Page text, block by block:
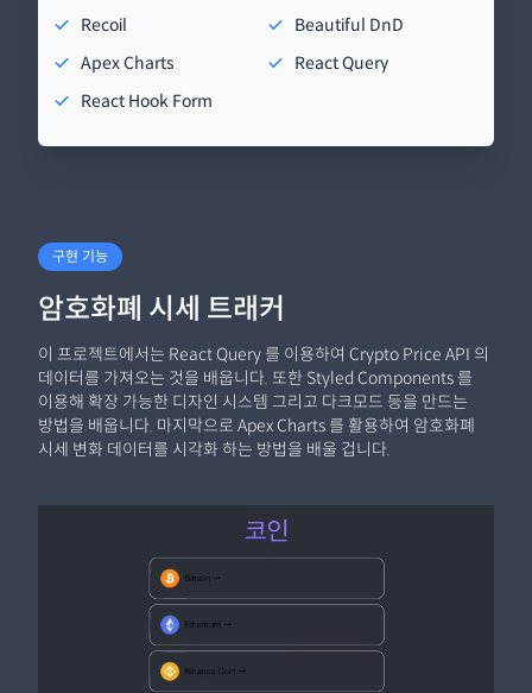
Recoil
Beautiful DnD
Apex Charts
React Query
React Hook Form
구현 기능
암호화폐 시세 트래커
이 프로젝트에서는 React Query 를 이용하여 Crypto Price API 의
데이터를 가져오는 것을 배웁니다. 또한 Styled Components 를
이용해 확장 가능한 디자인 시스템 그리고 다크모드 등을 만드는
방법을 배웁니다. 마지막으로 Apex Charts 를 활용하여 암호화폐
시세 변화 데이터를 시각화 하는 방법을 배울 겁니다.